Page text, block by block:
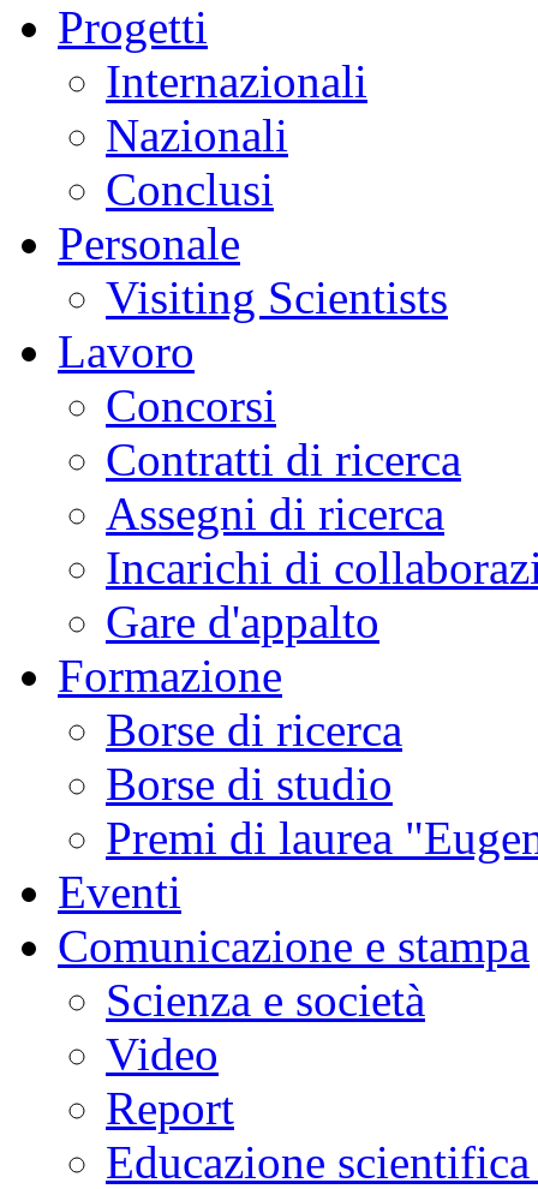
Progetti
Internazionali
Nazionali
Conclusi
Personale
Visiting Scientists
Lavoro
Concorsi
Contratti di ricerca
Assegni di ricerca
Incarichi di
Gare d'appalto
Formazione
Borse di ricerca
Borse di studio
Premi di laurea
Eventi
Comunicazione e stampa
Scienza e società
Video
Report
Educazione